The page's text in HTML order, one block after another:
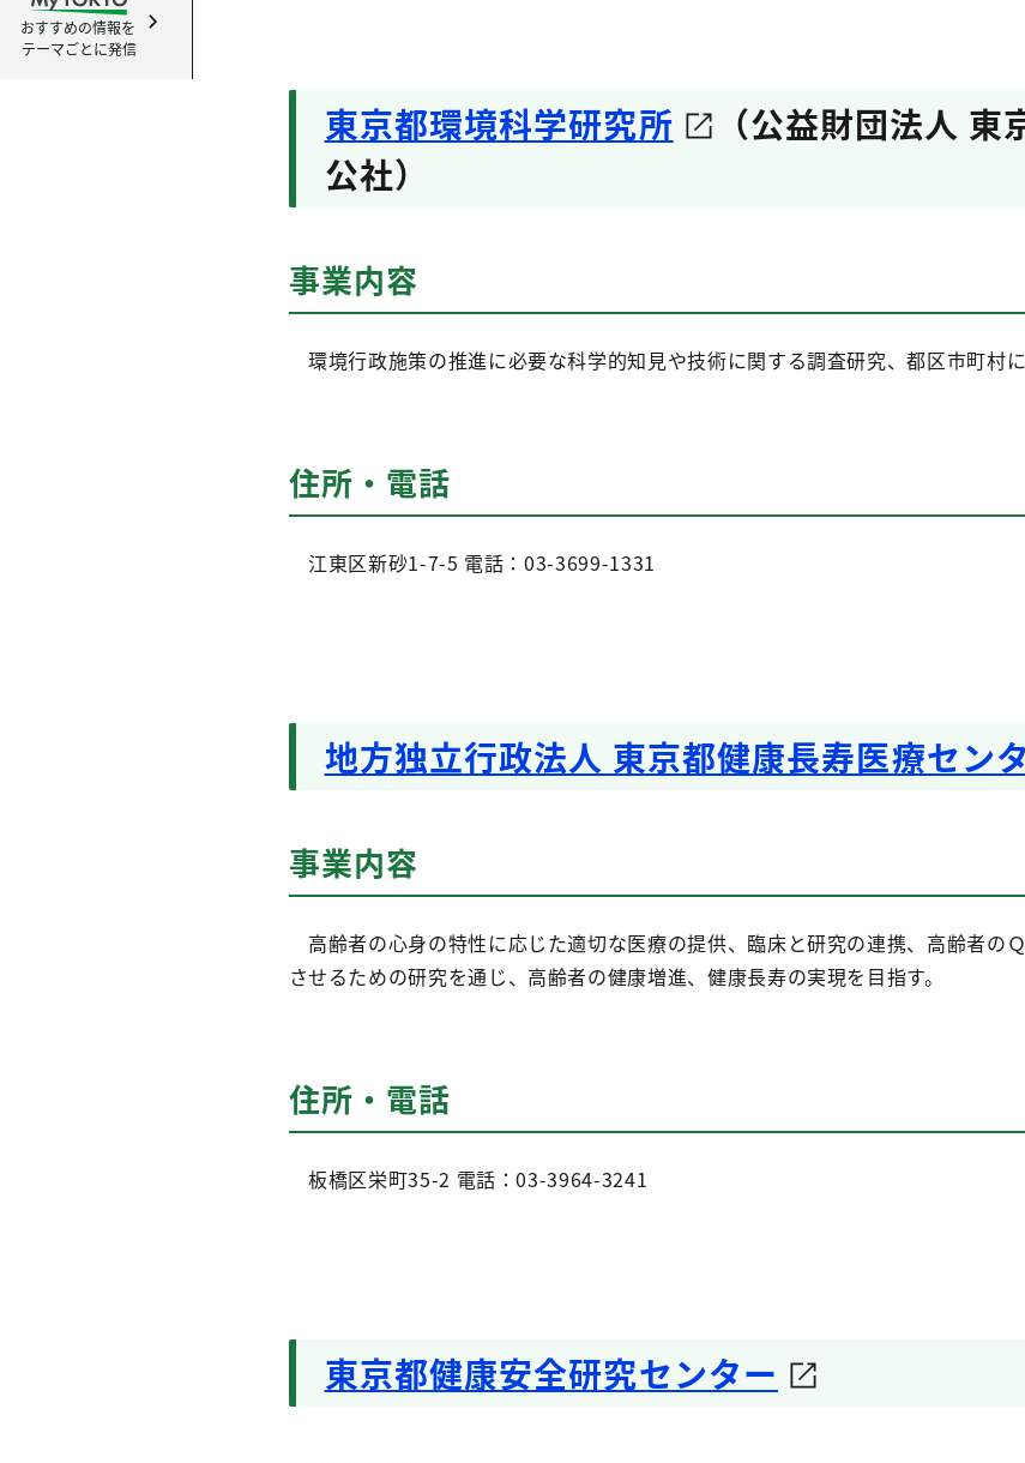
おすすめの情報を
テーマごとに発信
東京都環境科学研究所
（公益財団法人 東
公社）
事業内容
環境行政施策の推進に必要な科学的知見や技術に関する調査研究、都区市町村
住所・電話
江東区新砂1-7-5 電話：03-3699-1331
地方独立行政法人 東京都健康長寿医療セン
事業内容
高齢者の心身の特性に応じた適切な医療の提供、臨床と研究の連携、高齢者の
させるための研究を通じ、高齢者の健康増進、健康長寿の実現を目指す。
住所・電話
板橋区栄町35-2 電話：03-3964-3241
東京都健康安全研究センター